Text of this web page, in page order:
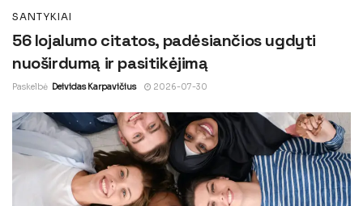
SANTYKIAI
56 lojalumo citatos, padėsiančios ugdyti
nuoširdumą ir pasitikėjimą
Paskelbė Deividas Karpavičius 2026-07-30